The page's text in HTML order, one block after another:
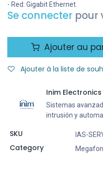
- Red: Gigabit Ethernet.
Se connecter pour
Ajouter au
Ajouter à la liste de
Inim Electronics
Sistemas
intrusión y
SKU IAS-
Category